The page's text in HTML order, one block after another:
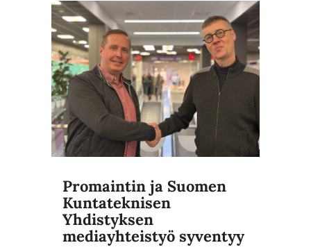
Promaintin ja Suomen
Kuntateknisen
Yhdistyksen
mediayhteistyö syventyy